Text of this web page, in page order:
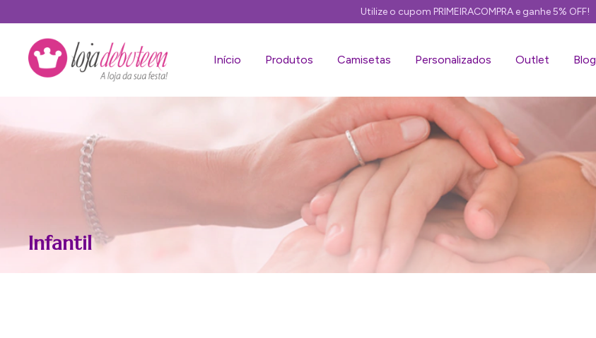
Utilize o cupom PRIMEIRACOMPRA e ganhe 5% OFF!
Início Produtos Camisetas Personalizados Outlet Blog
Infantil